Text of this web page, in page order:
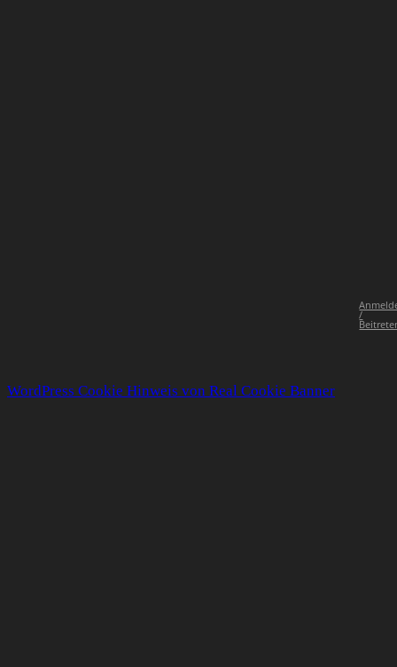
/
WordPress Cookie Hinweis von Real Cookie Banner